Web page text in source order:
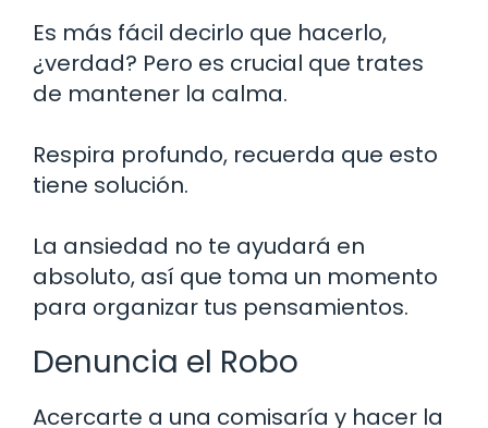
Es más fácil decirlo que hacerlo,
¿verdad? Pero es crucial que trates
de mantener la calma.
Respira profundo, recuerda que esto
tiene solución.
La ansiedad no te ayudará en
absoluto, así que toma un momento
para organizar tus pensamientos.
Denuncia el Robo
Acercarte a una comisaría y hacer la